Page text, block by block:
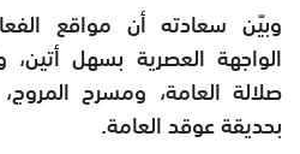
وبيّن سعادته أن مواقع
الواجهة العصرية بسهل أتين،
صلالة العامة، ومسرح
بحديقة عوقد العامة.